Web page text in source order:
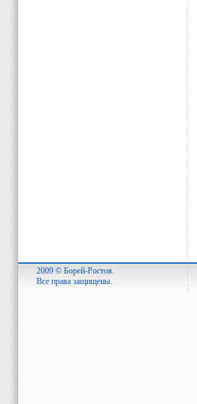
2009 © Борей-Ростов.
Все права защищены.